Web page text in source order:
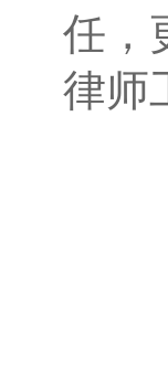
任，
律师